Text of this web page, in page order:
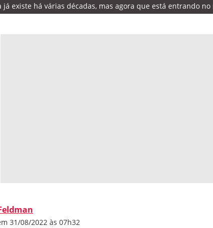
já existe há várias décadas, mas agora que está entrando
31/08/2022 às 07h32